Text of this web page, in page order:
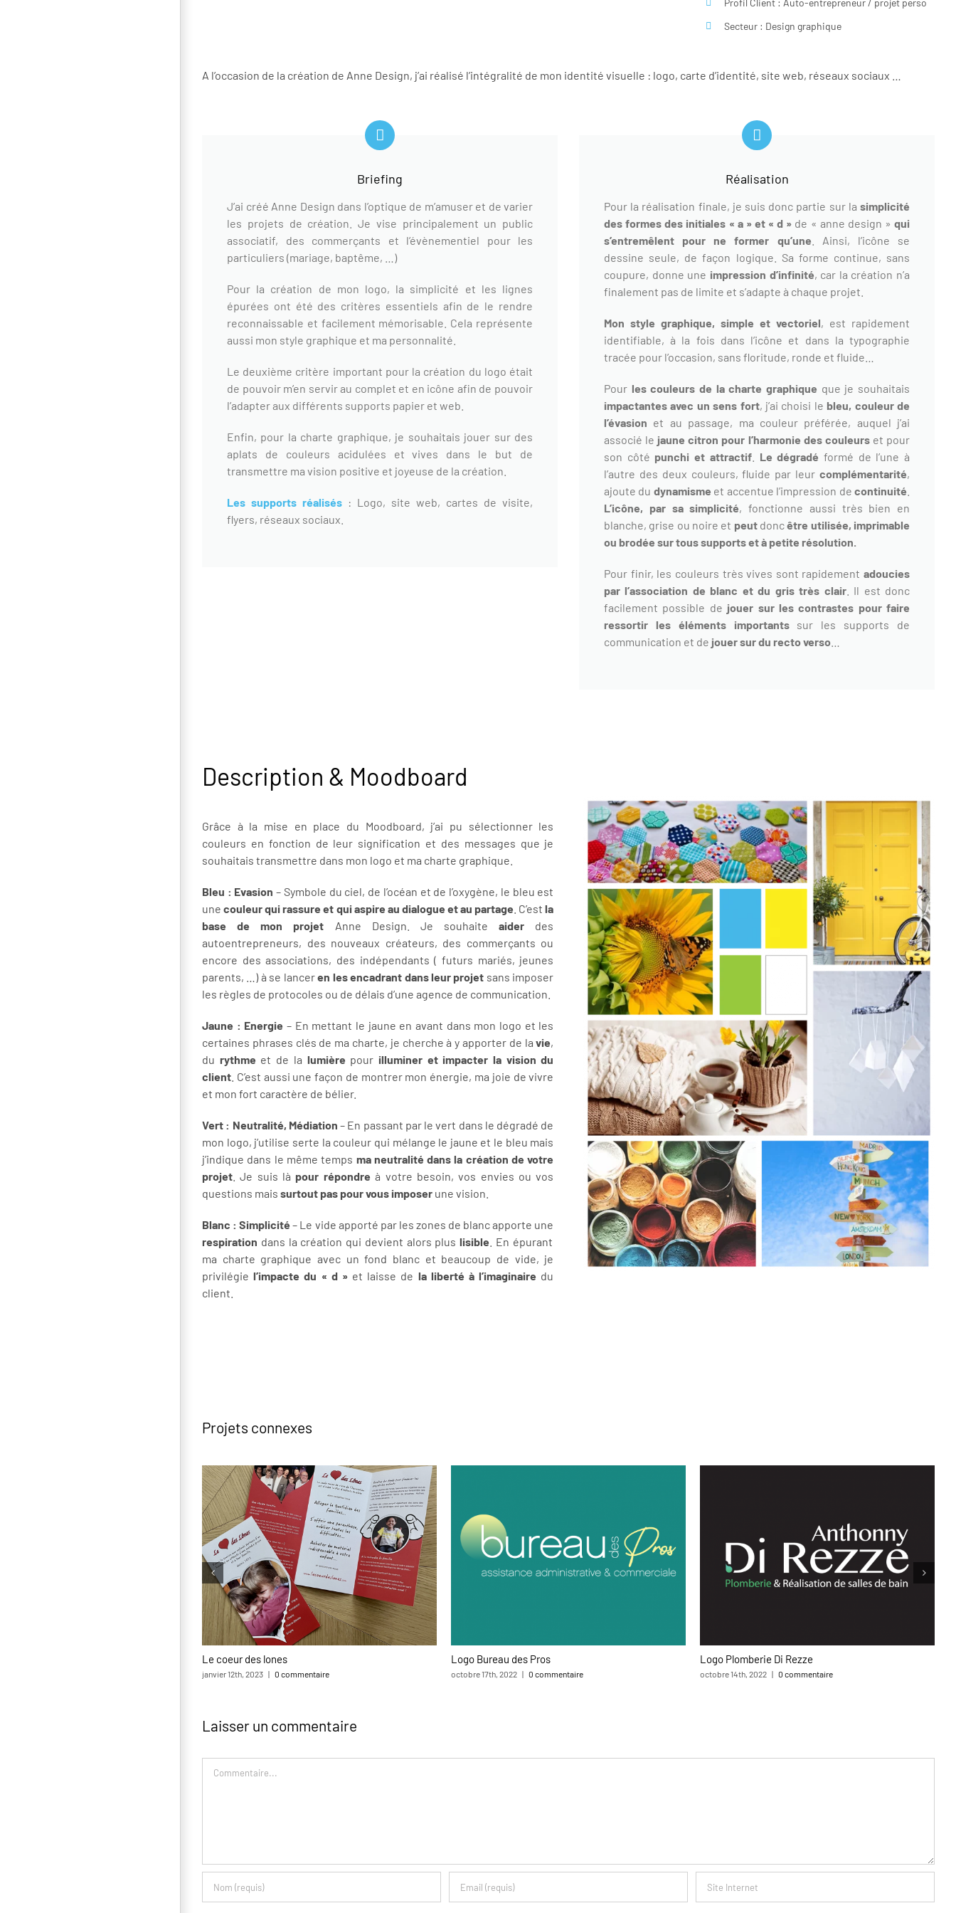
Profil Client : Auto-entrepreneur / projet perso
Secteur : Design graphique
A l’occasion de la création de Anne Design, j’ai réalisé l’intégralité de mon identité visuelle : logo, carte d’identité, site web, réseaux sociaux …
Briefing
J’ai créé Anne Design dans l’optique de m’amuser et de varier
les projets de création. Je vise principalement un public
associatif, des commerçants et l’évènementiel pour les
particuliers (mariage, baptême, …)
Pour la création de mon logo, la simplicité et les lignes
épurées ont été des critères essentiels afin de le rendre
reconnaissable et facilement mémorisable. Cela représente
aussi mon style graphique et ma personnalité.
Le deuxième critère important pour la création du logo était
de pouvoir m’en servir au complet et en icône afin de pouvoir
l’adapter aux différents supports papier et web.
Enfin, pour la charte graphique, je souhaitais jouer sur des
aplats de couleurs acidulées et vives dans le but de
transmettre ma vision positive et joyeuse de la création.
Les supports réalisés : Logo, site web, cartes de visite,
flyers, réseaux sociaux.
Réalisation
Pour la réalisation finale, je suis donc partie sur la simplicité
des formes des initiales « a » et « d » de « anne design » qui
s’entremêlent pour ne former qu’une . Ainsi, l’icône se
dessine seule, de façon logique. Sa forme continue, sans
coupure, donne une impression d’infinité, car la création n’a
finalement pas de limite et s’adapte à chaque projet.
Mon style graphique, simple et vectoriel, est rapidement
identifiable, à la fois dans l’icône et dans la typographie
tracée pour l’occasion, sans floritude, ronde et fluide…
Pour les couleurs de la charte graphique que je souhaitais
impactantes avec un sens fort, j’ai choisi le bleu, couleur de
l’évasion et au passage, ma couleur préférée, auquel j’ai
associé le jaune citron pour l’harmonie des couleurset pour
son côté punchi et attractif. Le dégradé formé de l’une à
l’autre des deux couleurs, fluide par leur complémentarité,
ajoute du dynamisme et accentue l’impression de continuité
L’icône, par sa simplicité, fonctionne aussi très bien en
blanche, grise ou noire et peutdoncêtre utilisée, imprimable
ou brodée sur tous supports et à petite résolution.
Pour finir, les couleurs très vives sont rapidement adoucies
par l’association de blanc et du gris très clair. Il est donc
facilement possible de jouer sur les contrastes pour faire
ressortir les éléments importantssur les supports de
communication et de jouer sur du recto verso
Description & Moodboard
Grâce à la mise en place du Moodboard, j’ai pu sélectionner les
couleurs en fonction de leur signification et des messages que je
souhaitais transmettre dans mon logo et ma charte graphique.
Bleu : Evasion – Symbole du ciel, de l’océan et de l’oxygène, le bleu est
unecouleur qui rassure et qui aspire au dialogue et au partage . C’estla
base de mon projet Anne Design. Je souhaiteaider des
autoentrepreneurs, des nouveaux créateurs, des commerçants ou
encore des associations, des indépendants ( futurs mariés, jeunes
parents, …) à se lanceren les encadrant dans leur projet sans imposer
les règles de protocoles ou de délais d’une agence de communication.
Jaune : Energie – En mettant le jaune en avant dans mon logo et les
certaines phrases clés de ma charte, je cherche à y apporter de lavie,
du rythme et de la lumière pour illuminer et impacter la vision du
client . C’est aussi une façon de montrer mon énergie, ma joie de vivre
et mon fort caractère de bélier.
Vert : Neutralité, Médiation – En passant par le vert dans le dégradé de
mon logo, j’utilise serte la couleur qui mélange le jaune et le bleu mais
j’indique dans le même temps ma neutralité dans la création de votre
projet . Je suis là pour répondre à votre besoin, vos envies ou vos
questions mais surtout pas pour vous imposer une vision.
Blanc : Simplicité – Le vide apporté par les zones de blanc apporte une
respiration dans la création qui devient alors plus lisible . En épurant
ma charte graphique avec un fond blanc et beaucoup de vide, je
privilégie l’impacte du « d »et laisse de la liberté à l’imaginaire du
client.
Projets connexes
Le coeur des lones
janvier 12th, 2023 | 0 commentaire
Logo Bureau des Pros
octobre 17th, 2022 | 0 commentaire
Logo Plomberie Di Rezze
octobre 14th, 2022 | 0 commentaire
Laisser un commentaire